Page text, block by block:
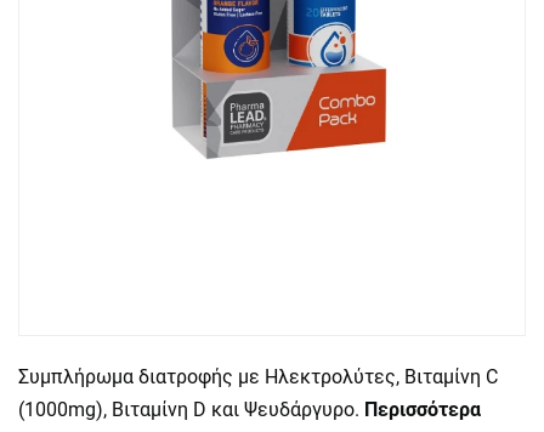
Συμπλήρωμα διατροφής με Ηλεκτρολύτες, Βιταμίνη C
(1000mg), Βιταμίνη D και Ψευδάργυρο. Περισσότερα